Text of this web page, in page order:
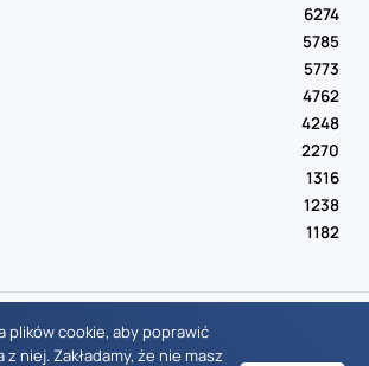
6274
5785
5773
4762
4248
2270
1316
1238
1182
– All Right Reserved 2016-2026
plików cookie, aby poprawić
niej. Zakładamy, że nie masz